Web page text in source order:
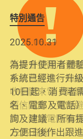
特別通告
2026.06.29
消委會提醒消費
布消費警示。如
收相關來電、電
輕信回應，更應
問，請致電防騙
2222查詢。
2025.10.31
為提升使用者體
系統已經進行升
10日起，消費者
名、電郵及電話
詢及建議。所有
方便日後作出跟